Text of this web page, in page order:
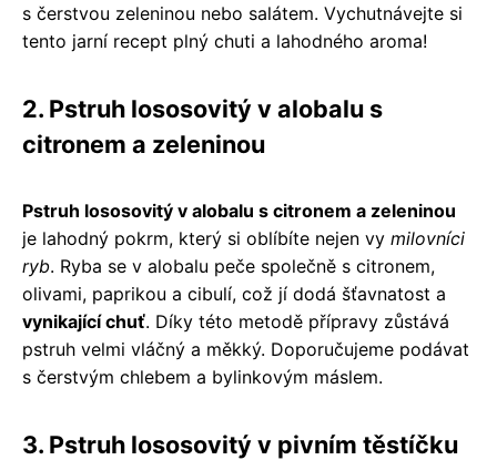
s čerstvou zeleninou nebo salátem. Vychutnávejte si
tento jarní recept plný chuti a lahodného aroma!
2. Pstruh lososovitý v alobalu s
citronem a zeleninou
Pstruh lososovitý v alobalu s citronem a zeleninou
je lahodný pokrm, který si oblíbíte nejen vy milovníci
ryb. Ryba se v alobalu peče společně s citronem,
olivami, paprikou a cibulí, což jí dodá šťavnatost a
vynikající chuť. Díky této metodě přípravy zůstává
pstruh velmi vláčný a měkký. Doporučujeme podávat
s čerstvým chlebem a bylinkovým máslem.
3. Pstruh lososovitý v pivním těstíčku